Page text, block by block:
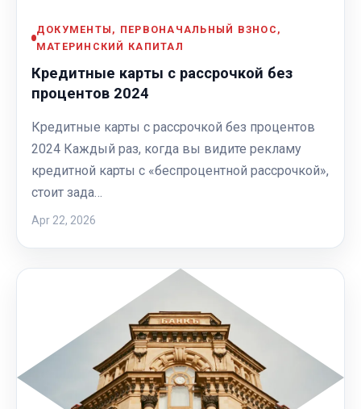
ДОКУМЕНТЫ, ПЕРВОНАЧАЛЬНЫЙ ВЗНОС,
МАТЕРИНСКИЙ КАПИТАЛ
Кредитные карты с рассрочкой без
процентов 2024
Кредитные карты с рассрочкой без процентов
2024 Каждый раз, когда вы видите рекламу
кредитной карты с «беспроцентной рассрочкой»,
стоит зада…
Apr 22, 2026